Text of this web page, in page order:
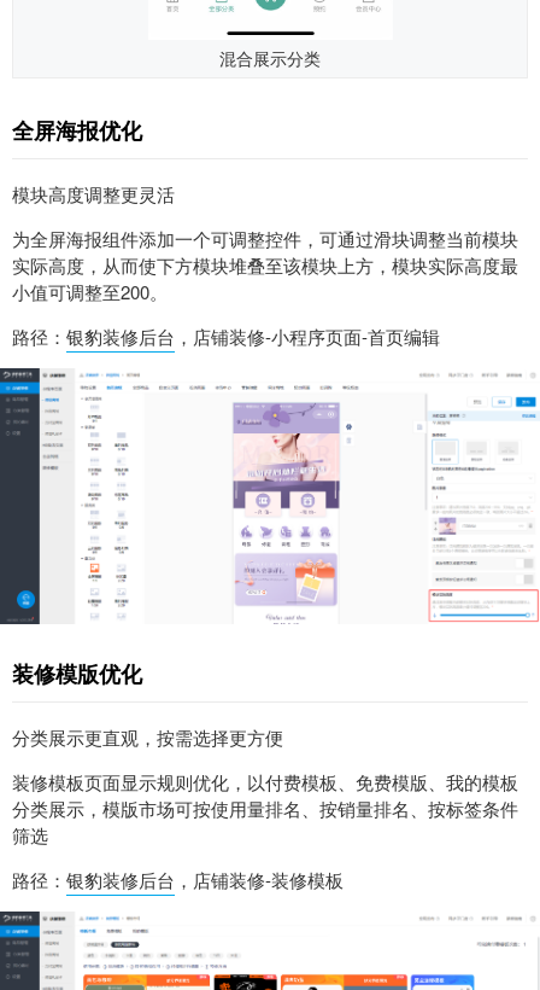
混合展示分类
全屏海报优化
模块高度调整更灵活
为全屏海报组件添加一个可调整控件，可通过滑块调整当前模块
实际高度，从而使下方模块堆叠至该模块上方，模块实际高度最
小值可调整至200。
路径： 银豹装修后台 ，店铺装修-小程序页面-首页编辑
装修模版优化
分类展示更直观，按需选择更方便
装修模板页面显示规则优化，以付费模板、免费模版、我的模板
分类展示，模版市场可按使用量排名、按销量排名、按标签条件
筛选
路径： 银豹装修后台 ，店铺装修-装修模板